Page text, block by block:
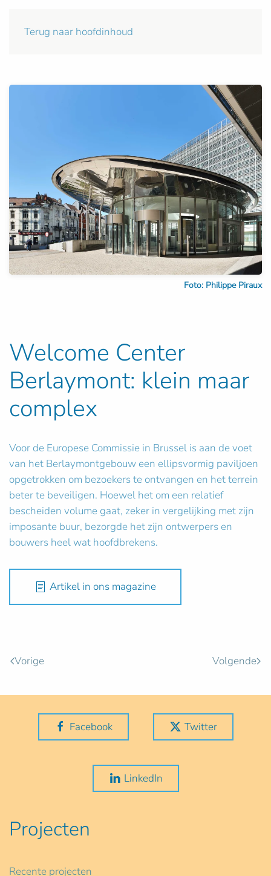
Terug naar hoofdinhoud
Foto: Philippe Piraux
Welcome Center
Berlaymont: klein maar
complex
Voor de Europese Commissie in Brussel is aan de voet
van het Berlaymontgebouw een ellipsvormig paviljoen
opgetrokken om bezoekers te ontvangen en het terrein
beter te beveiligen. Hoewel het om een relatief
bescheiden volume gaat, zeker in vergelijking met zijn
imposante buur, bezorgde het zijn ontwerpers en
bouwers heel wat hoofdbrekens.
Artikel in ons magazine
Vorige Volgende
Facebook Twitter
LinkedIn
Projecten
Recente projecten